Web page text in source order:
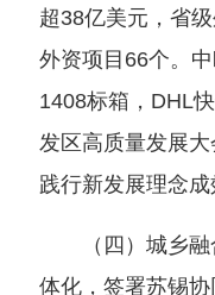
超38亿美元，省
外资项目66个。
1408标箱，DHL
发区高质量发展
践行新发展理念成
（四）城乡融
体化，签署苏锡